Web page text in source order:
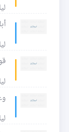
ليلة
ليلة
ليلة
ليلة